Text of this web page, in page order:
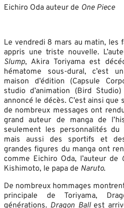
Eichiro Oda auteur de One Piece
Le vendredi 8 mars au matin, les
appris une triste nouvelle.
Slump, Akira Toriyama est
hématome sous-dural, c’est
maison d’édition (Capsule
studio d’animation (Bird
annoncé le décès. C’est ainsi que
de nombreux messages ont
grand auteur de manga de
seulement les personnalités
mais aussi des sportifs et des
grandes figures du manga ont
comme Eichiro Oda, l’auteur de
Kishimoto, le papa de Naruto.
De nombreux hommages
principale de Toriyama,
générations. Dragon Ballest